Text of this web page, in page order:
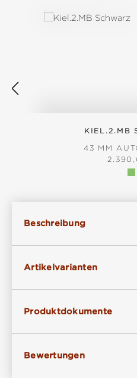
KIEL.2.MB
43 MM
Beschreibung
Artikelvarianten
Produktdokumente
Bewertungen